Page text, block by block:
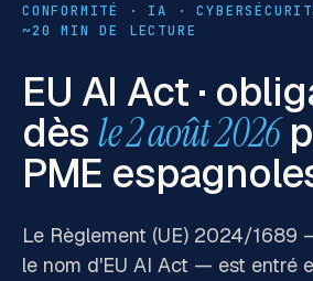
CONFORMITÉ · IA ·
~20 MIN DE LECTURE
EU AI Act ·
dèsle 2 août 2026
PME
Le Règlement (UE) 2024/1689
le nom d'EU AI Act — est entré